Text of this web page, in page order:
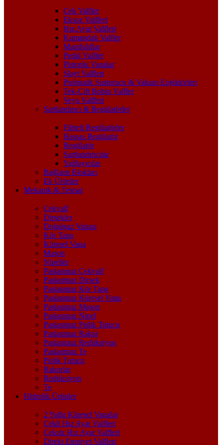
Çek Valfler
Eksoz Valfleri
Hız Ayar Valfleri
Kumandalı Valfler
Manifoldlar
Pedal Valfler
Pistonlu Vanalar
Slayt Valfleri
Pnömatik Susturucu & Vakum Enjektörleri
Tek-Çift Bobin Valfler
Veya Valfleri
Şartlandırıcı & Regülatörler
Filtreli Regülatörler
Hassas Regülatör
Regülatör
Şartlandırıcılar
Yağlayıcılar
Bağlantı Blokları
Ek Ürünler
Mekanik & Tesisat
Çekvalf
Dirsekler
Doğalgaz Vanası
Kör Tapa
Küresel Vana
Maşon
Nipeller
Paslanmaz Çekvalf
Paslanmaz Dirsek
Paslanmaz Kör Tapa
Paslanmaz Küresel Vana
Paslanmaz Maşon
Paslanmaz Nipel
Paslanmaz Pislik Tutucu
Paslanmaz Rakor
Paslanmaz Redüksiyon
Paslanmaz Te
Pislik Tutucu
Rakorlar
Redüksiyon
Te
Hidrolik Ürünler
2 Yollu Küresel Vanalar
Çekli Hız Ayar Valfleri
Çeksiz Hız Ayar Valfleri
Direkt Emniyet Valfleri